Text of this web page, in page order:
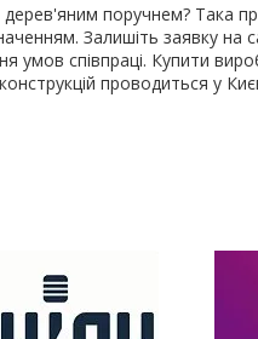
поручнем? Така
Залишіть заявку на
умов співпраці. Купити
проводиться у